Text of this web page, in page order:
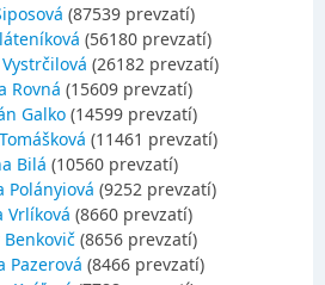
(87539 prevzatí)
(56180 prevzatí)
(26182 prevzatí)
Rovná (15609 prevzatí)
Galko(14599 prevzatí)
(11461 prevzatí)
Bilá (10560 prevzatí)
Polányiová (9252 prevzatí)
Vrlíková (8660 prevzatí)
(8656 prevzatí)
Pazerová (8466 prevzatí)